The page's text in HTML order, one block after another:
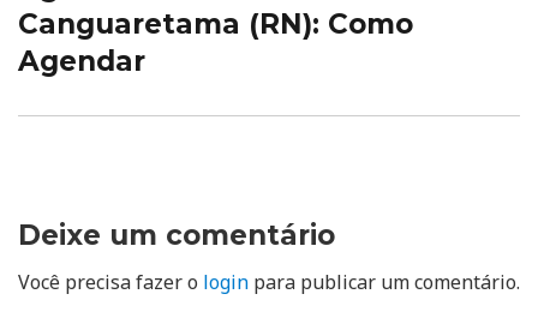
post:
Canguaretama (RN): Como
Agendar
Deixe um comentário
Você precisa fazer o login para publicar um comentário.